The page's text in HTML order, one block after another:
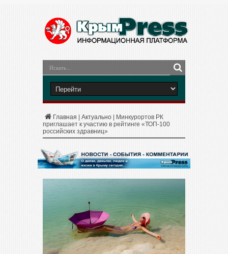
Главная Актуально
Минкурортов РК
приглашает к участию в рейтинге «ТОП-100
российских здравниц»